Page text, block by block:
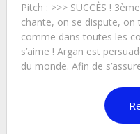
Pitch : >>> SUCCÈS !
chante, on se dispute,
comme dans toutes les
s’aime ! Argan est
du monde. Afin de